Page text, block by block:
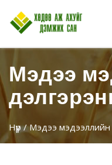
Мэдээ
Нүүр/ Мэдээ мэдээллийн